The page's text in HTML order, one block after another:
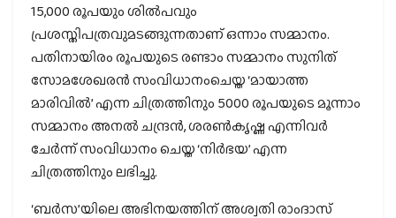
15,000 രൂപയും ശില്‍പവും
പ്രശസ്തിപത്രവുമടങ്ങുന്നതാണ് ഒന്നാം സമ്മാനം.
പതിനായിരം രൂപയുടെ രണ്ടാം സമ്മാനം സുനിത്
സോമശേഖരന്‍ സംവിധാനംചെയ്ത ‘മായാത്ത
മാരിവില്‍’ എന്ന ചിത്രത്തിനും 5000 രൂപയുടെ മൂന്നാം
സമ്മാനം അനല്‍ ചന്ദ്രന്‍, ശരണ്‍കൃഷ്ണ എന്നിവര്‍
ചേര്‍ന്ന് സംവിധാനം ചെയ്ത ‘നിര്‍ഭയ’ എന്ന
ചിത്രത്തിനും ലഭിച്ചു.
‘ബര്‍സ’യിലെ അഭിനയത്തിന് അശ്വതി രാംദാസ്